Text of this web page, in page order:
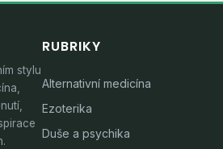
stylu
RUBRIKY
Alternativní medicína
Ezoterika
Duše a psychika